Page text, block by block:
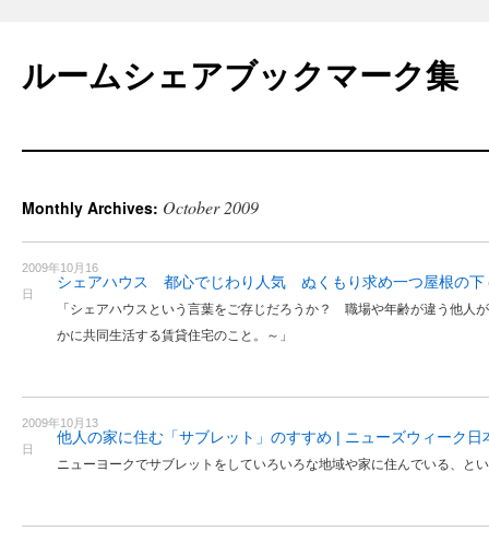
content
ルームシェアブックマーク集
Monthly Archives: October 2009
2009年10月16
日
シェアハウス 都心でじわり人気 ぬくもり求め一つ屋根の下
「シェアハウスという言葉をご存じだろうか？ 職場や年齢が違う他人
かに共同生活する賃貸住宅のこと。～」
2009年10月13
日
他人の家に住む「サブレット」のすすめ | ニューズウィーク日
ニューヨークでサブレットをしていろいろな地域や家に住んでいる、と